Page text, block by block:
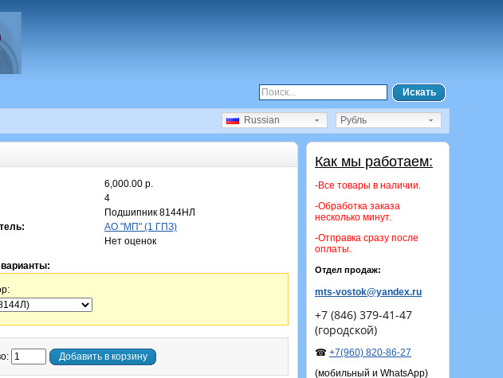
Искать
Рубль
Russian
Как мы работаем:
-Все товары в наличии.
-Обработка заказа
несколько минут.
-Отправка сразу после
оплаты.
Отдел продаж:
mts-vostok@yandex.ru
+7 (846) 379-41-47
(городской)
☎ +7(960) 820-86-27
(мобильный и WhatsApp)
6,000.00 р.
4
Подшипник 8144НЛ
АО "МП" (1 ГПЗ)
Нет оценок
Добавить в корзину